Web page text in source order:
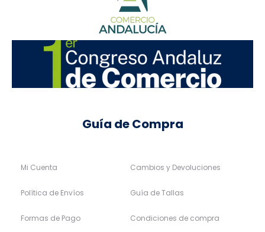
Guía de Compra
Mi Cuenta
Política de Envíos
Formas de Pago
Cambios y Devoluciones
Guía de Tallas
Condiciones de compra